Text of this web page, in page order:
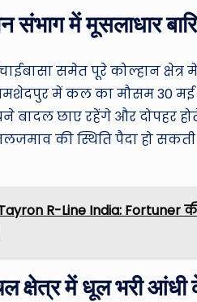
संभाग में मूसलाधार
समेत पूरे कोल्हान क्षेत्र में
में कल का मौसम 30 मई
घने बादल छाए रहेंगे और
की स्थिति पैदा हो
R-Line India:
क्षेत्र में धूल भरी आंधी